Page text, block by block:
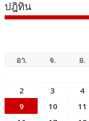
ปฎิทิน
อา. จ. อ.
2
3 4
9
10 11